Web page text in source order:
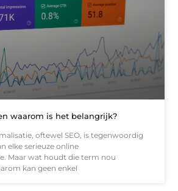
waarom is het belangrijk?
oftewel SEO, is tegenwoordig
elke serieuze online
Maar wat houdt die term nou
kan geen enkel